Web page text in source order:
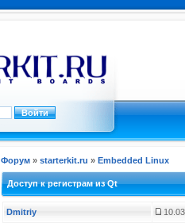
Форум » starterkit.ru » Embedded Linux
Доступ к регистрам из Qt
Dmitriy